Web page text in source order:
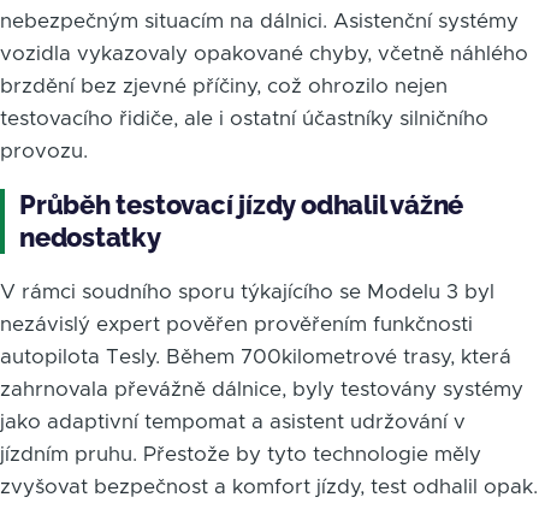
nebezpečným situacím na dálnici. Asistenční systémy
vozidla vykazovaly opakované chyby, včetně náhlého
brzdění bez zjevné příčiny, což ohrozilo nejen
testovacího řidiče, ale i ostatní účastníky silničního
provozu.
Průběh testovací jízdy odhalil vážné
nedostatky
V rámci soudního sporu týkajícího se Modelu 3 byl
nezávislý expert pověřen prověřením funkčnosti
autopilota Tesly. Během 700kilometrové trasy, která
zahrnovala převážně dálnice, byly testovány systémy
jako adaptivní tempomat a asistent udržování v
jízdním pruhu. Přestože by tyto technologie měly
zvyšovat bezpečnost a komfort jízdy, test odhalil opak.